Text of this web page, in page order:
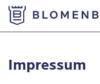
Impressum